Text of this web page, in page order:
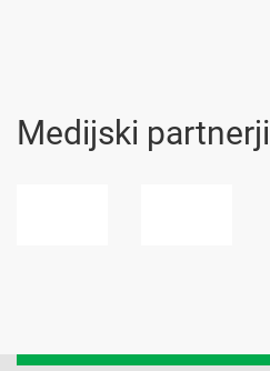
Medijski partnerji